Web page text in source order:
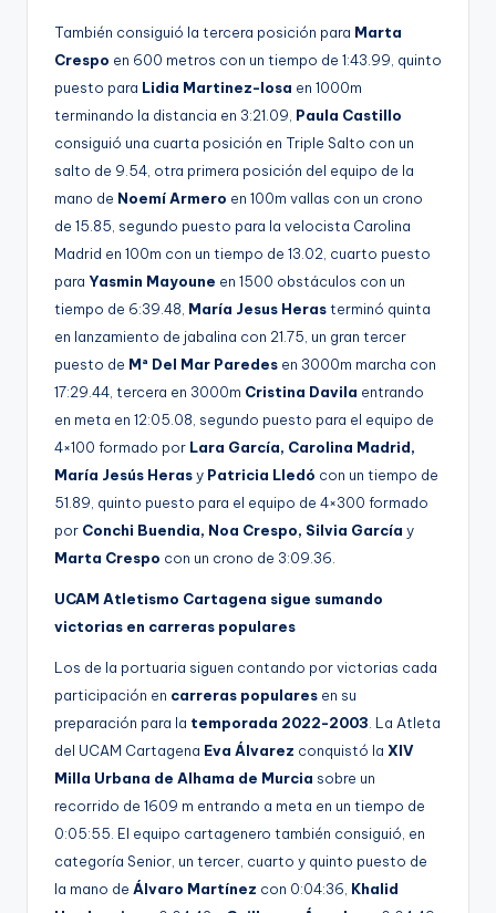
También consiguió la tercera posición para Marta
Crespo en 600 metros con un tiempo de 1:43.99, quinto
puesto para Lidia Martinez-losa en 1000m
terminando la distancia en 3:21.09, Paula Castillo
consiguió una cuarta posición en Triple Salto con un
salto de 9.54, otra primera posición del equipo de la
mano de Noemí Armero en 100m vallas con un crono
de 15.85, segundo puesto para la velocista Carolina
Madrid en 100m con un tiempo de 13.02, cuarto puesto
para Yasmin Mayoune en 1500 obstáculos con un
tiempo de 6:39.48, María Jesus Herasterminó quinta
en lanzamiento de jabalina con 21.75, un gran tercer
puesto de Mª Del Mar Paredes en 3000m marcha con
17:29.44, tercera en 3000m Cristina Davila entrando
en meta en 12:05.08, segundo puesto para el equipo de
4×100 formado por Lara García, Carolina Madrid,
María Jesús Herasy Patricia Lledó con un tiempo de
51.89, quinto puesto para el equipo de 4×300 formado
por Conchi Buendia, Noa Crespo, Silvia García y
Marta Crespo con un crono de 3:09.36.
UCAM Atletismo Cartagena sigue sumando
victorias en carreras populares
Los de la portuaria siguen contando por victorias cada
participación en carreras populares en su
preparación para la temporada 2022-2003. La Atleta
del UCAM Cartagena Eva Álvarez conquistó la XIV
Milla Urbana de Alhama de Murcia sobre un
recorrido de 1609 m entrando a meta en un tiempo de
0:05:55. El equipo cartagenero también consiguió, en
categoría Senior, un tercer, cuarto y quinto puesto de
la mano de Álvaro Martínez con 0:04:36, Khalid